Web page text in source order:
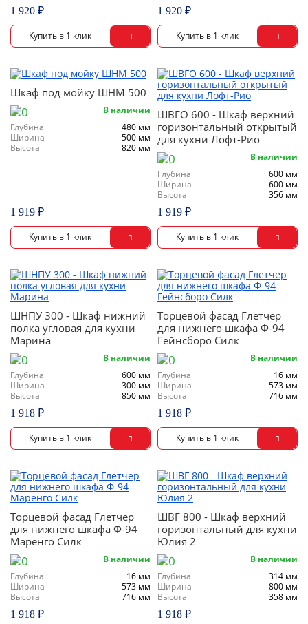
1 920 ₽
1 920 ₽
Шкаф под мойку ШНМ 500
В наличии
Глубина
480 мм
Ширина
500 мм
Высота
820 мм
1 919 ₽
ШВГО 600 - Шкаф верхний
горизонтальный открытый
для кухни Лофт-Рио
В наличии
Глубина
600 мм
Ширина
600 мм
Высота
356 мм
1 919 ₽
ШНПУ 300 - Шкаф нижний
полка угловая для кухни
Марина
В наличии
Глубина
600 мм
Ширина
300 мм
Высота
850 мм
1 918 ₽
Торцевой фасад Глетчер
для нижнего шкафа Ф-94
Гейнсборо Силк
В наличии
Глубина
16 мм
Ширина
573 мм
Высота
716 мм
1 918 ₽
Торцевой фасад Глетчер
для нижнего шкафа Ф-94
Маренго Силк
В наличии
Глубина
16 мм
Ширина
573 мм
Высота
716 мм
1 918 ₽
ШВГ 800 - Шкаф верхний
горизонтальный для кухни
Юлия 2
В наличии
Глубина
314 мм
Ширина
800 мм
Высота
358 мм
1 918 ₽